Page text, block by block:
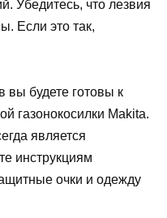
Убедитесь, что лезвия
Если это так,
вы будете готовы к
газонокосилки Makita.
является
инструкциям
очки и одежду